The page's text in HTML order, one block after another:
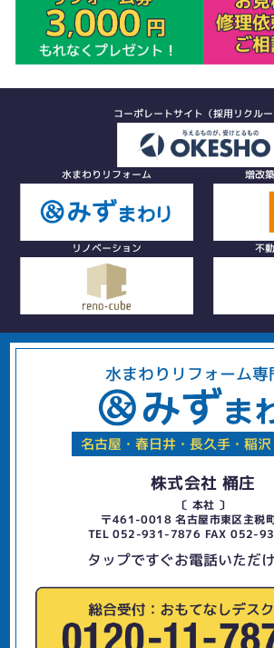
コーポレートサイト（採用リクルー
水まわりリフォーム 増改
リノベーション 不
水まわりリフォーム専
名古屋・春日井・長久手・稲
株式会社 桶庄
〔 本社 〕
〒461-0018 名古屋市東区主税
TEL 052-931-7876 FAX 052-
タップですぐお電話いただ